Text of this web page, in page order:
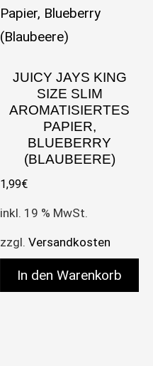
JUICY JAYS KING
SIZE SLIM
AROMATISIERTES
PAPIER,
BLUEBERRY
(BLAUBEERE)
1,99€
inkl. 19 % MwSt.
zzgl.Versandkosten
In den Warenkorb